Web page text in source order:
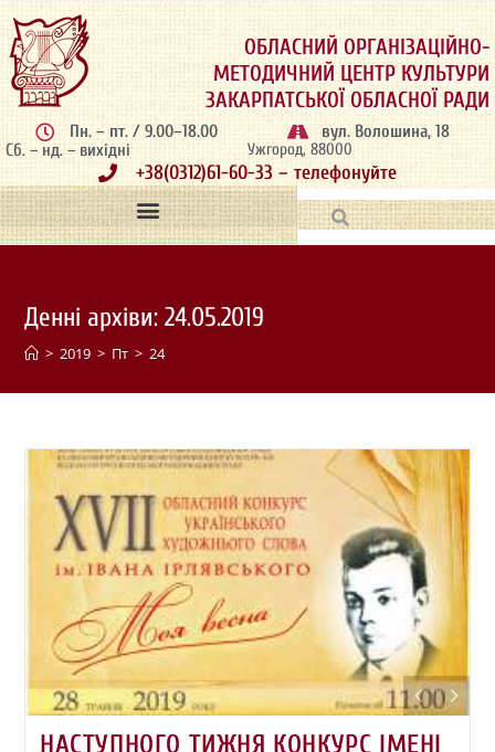
ОБЛАСНИЙ ОРГАНІЗАЦІЙНО-
МЕТОДИЧНИЙ ЦЕНТР КУЛЬТУРИ
ЗАКАРПАТСЬКОЇ ОБЛАСНОЇ РАДИ
Пн. – пт. / 9.00–18.00
Сб. – нд. – вихідні
вул. Волошина, 18
Ужгород, 88000
+38(0312)61-60-33 – телефонуйте
Денні архіви: 24.05.2019
> 2019 > Пт > 24
НАСТУПНОГО ТИЖНЯ КОНКУРС ІМЕНІ